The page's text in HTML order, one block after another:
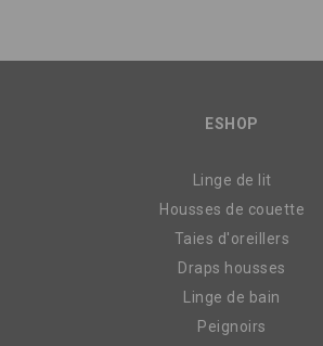
ESHOP
Linge de lit
Housses de couette
Taies d'oreillers
Draps housses
Linge de bain
Peignoirs